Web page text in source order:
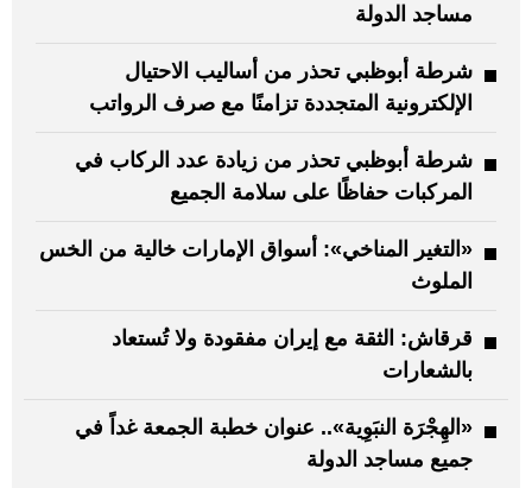
مساجد الدولة
شرطة أبوظبي تحذر من أساليب الاحتيال
الإلكترونية المتجددة تزامنًا مع صرف الرواتب
شرطة أبوظبي تحذر من زيادة عدد الركاب في
المركبات حفاظًا على سلامة الجميع
«التغير المناخي»: أسواق الإمارات خالية من الخس
الملوث
قرقاش: الثقة مع إيران مفقودة ولا تُستعاد
بالشعارات
«الهِجْرَة النبَوِية».. عنوان خطبة الجمعة غداً في
جميع مساجد الدولة